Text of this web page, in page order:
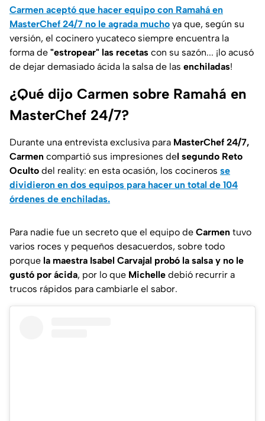
Carmen aceptó que hacer equipo con Ramahá en
MasterChef 24/7 no le agrada mucho ya que, según su
versión, el cocinero yucateco siempre encuentra la
forma de "estropear" las recetas con su sazón... ¡lo acusó
de dejar demasiado ácida la salsa de las enchiladas!
¿Qué dijo Carmen sobre Ramahá en
MasterChef 24/7?
Durante una entrevista exclusiva para MasterChef 24/7,
Carmen compartió sus impresiones del segundo Reto
Oculto del reality: en esta ocasión, los cocineros se
dividieron en dos equipos para hacer un total de 104
órdenes de enchiladas.
Para nadie fue un secreto que el equipo de Carmen tuvo
varios roces y pequeños desacuerdos, sobre todo
porque la maestra Isabel Carvajal probó la salsa y no le
gustó por ácida, por lo que Michelle debió recurrir a
trucos rápidos para cambiarle el sabor.